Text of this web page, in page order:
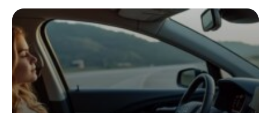
électrique autonome pour s’imposer
sur le marché de la mobilité
9 mai 2026